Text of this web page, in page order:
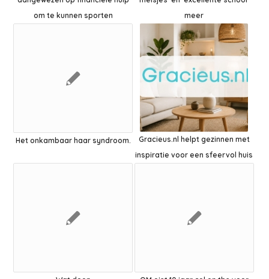
om te kunnen sporten
meer
Het onkambaar haar syndroom.
Gracieus.nl helpt gezinnen met
inspiratie voor een sfeervol huis